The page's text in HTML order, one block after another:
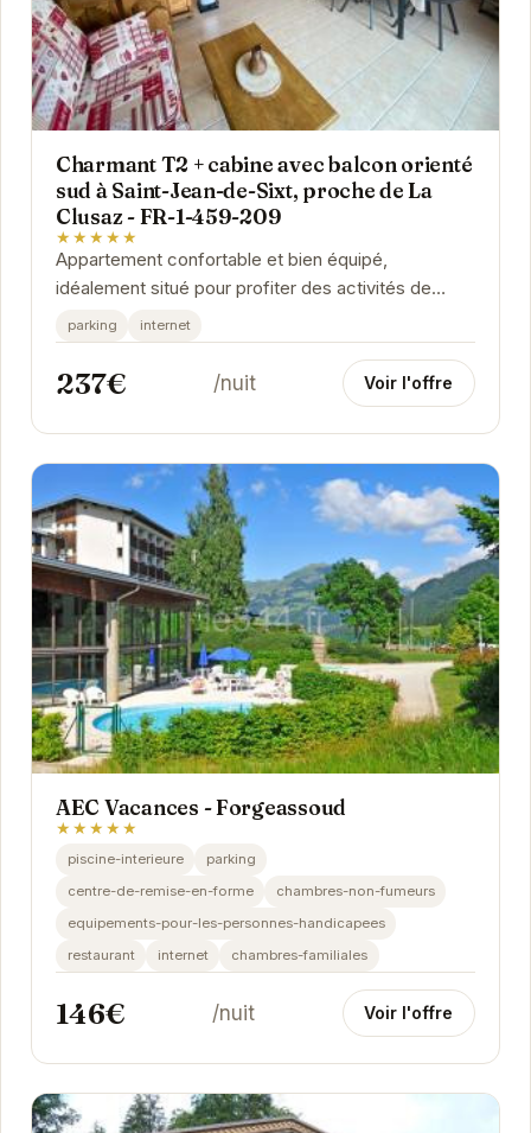
Charmant T2 + cabine avec balcon orienté
sud à Saint-Jean-de-Sixt, proche de La
Clusaz - FR-1-459-209
★★★★★
Appartement confortable et bien équipé,
idéalement situé pour profiter des activités de
montagne.
parking internet
237€ /nuit Voir l'offre
AEC Vacances - Forgeassoud
★★★★★
piscine-interieure
parking
centre-de-remise-en-forme
chambres-non-fumeurs
equipements-pour-les-personnes-handicapees
restaurant
internet chambres-familiales
146€ /nuit Voir l'offre